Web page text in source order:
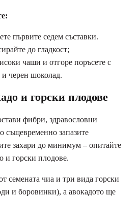
първите седем съставки.
до гладкост;
чаши и отгоре поръсете с
и черен шоколад.
и горски плодове
фибри, здравословни
същевременно запазите
захари до минимум – опитайте
и горски плодове.
семената чиа и три вида горски
и боровинки), а авокадото ще